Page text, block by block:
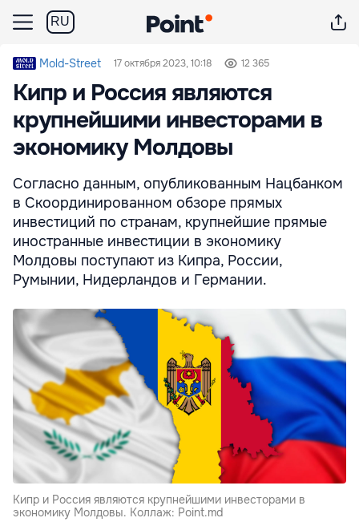
RU
Mold-Street 17 октября 2023, 10:18 12 365
Кипр и Россия являются
крупнейшими инвесторами в
экономику Молдовы
Согласно данным, опубликованным Нацбанком
в Скоординированном обзоре прямых
инвестиций по странам, крупнейшие прямые
иностранные инвестиции в экономику
Молдовы поступают из Кипра, России,
Румынии, Нидерландов и Германии.
Кипр и Россия являются крупнейшими инвесторами в
экономику Молдовы. Коллаж: Point.md